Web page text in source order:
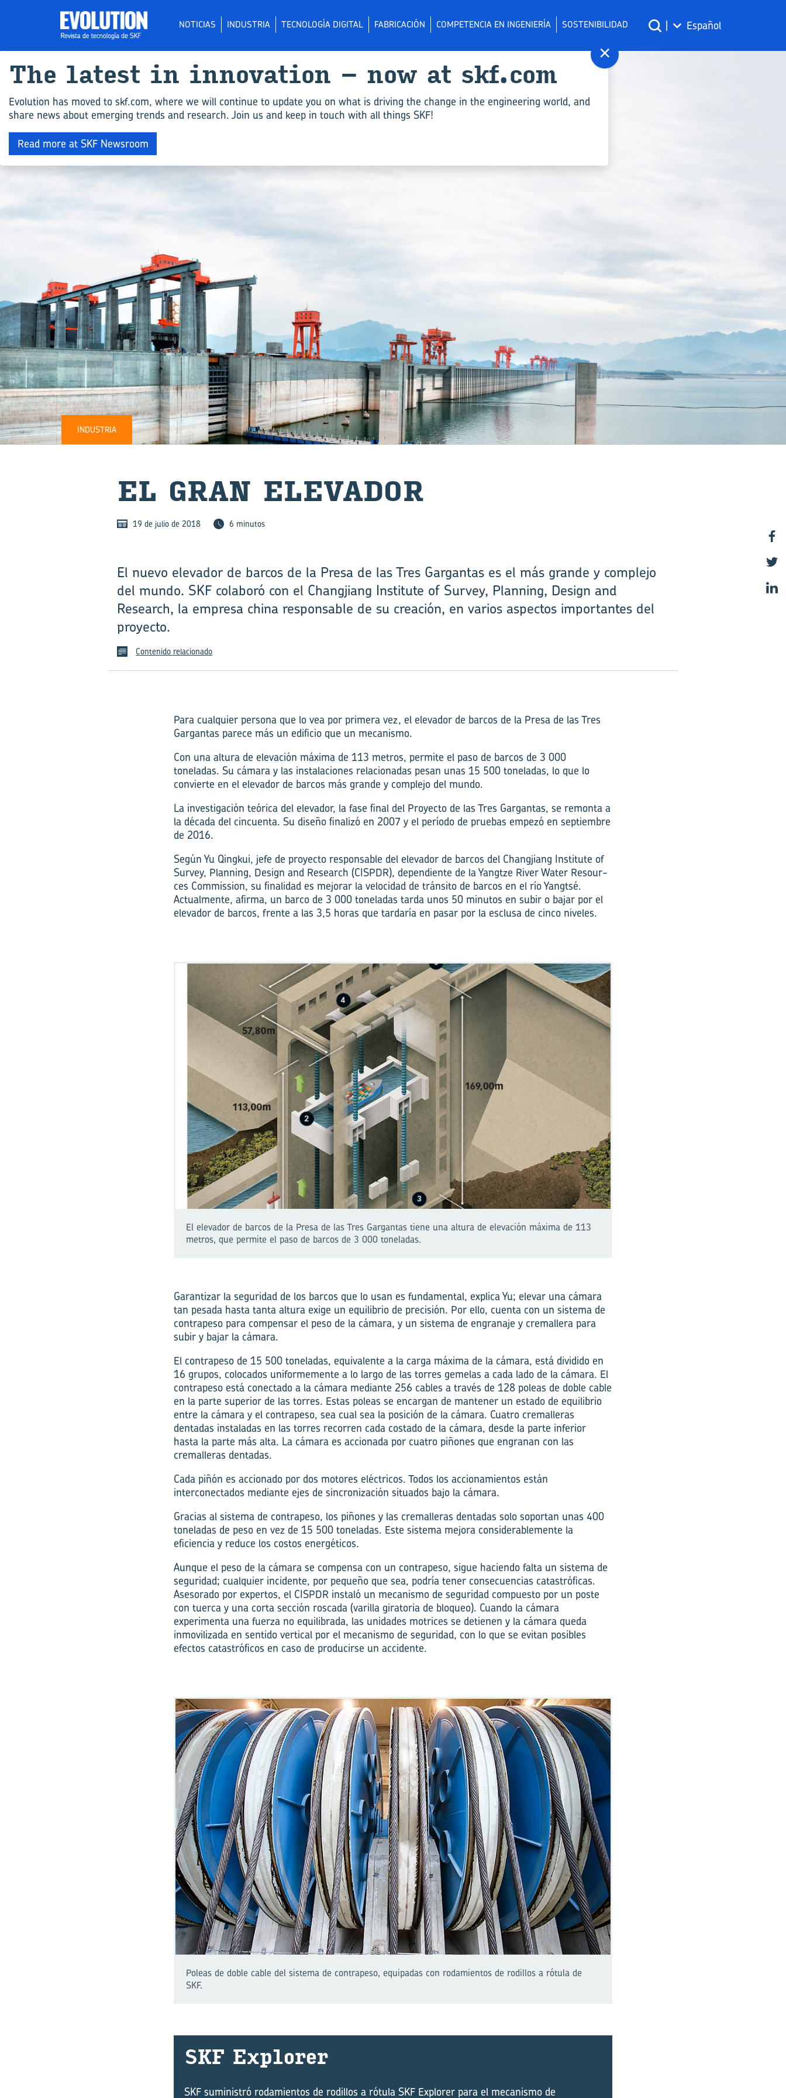
NOTICIAS INDUSTRIA TECNOLOGÍA DIGITAL FABRICACIÓN COMPETENCIA EN INGENIERÍA SOSTENIBILIDAD | Español
INDUSTRIA
EL GRAN ELE­VA­DOR
19 de julio de 2018 6 minutos
El nuevo elevador de barcos de la Presa de las Tres Gargantas es el más grande y complejo
del mundo. SKF colaboró con el Changjiang Institute of Survey, Planning, Design and
Research, la empresa china responsable de su creación, en varios aspectos importantes del
proyecto.
Contenido relacionado
Para cualquier persona que lo vea por primera vez, el elevador de barcos de la Presa de las Tres
Gargantas parece más un edificio que un mecanismo.
Con una altura de elevación máxima de 113 metros, permite el paso de barcos de 3 000
toneladas. Su cámara y las instalaciones relacionadas pesan unas 15 500 toneladas, lo que lo
convierte en el elevador de barcos más grande y complejo del mundo.
La investigación teórica del elevador, la fase final del Proyecto de las Tres Gargantas, se remonta a
la década del cincuenta. Su diseño finalizó en 2007 y el período de pruebas empezó en septiembre
de 2016.
Según Yu Qingkui, jefe de proyecto responsable del elevador de barcos del Changjiang Institute of
Survey, Planning, Design and Research (CISPDR), dependiente de la Yangtze River Water Resour­
ces Commission, su finalidad es mejorar la velocidad de tránsito de barcos en el río Yangtsé.
Actualmente, afirma, un barco de 3 000 toneladas tarda unos 50 minutos en subir o bajar por el
elevador de barcos, frente a las 3,5 horas que tardaría en pasar por la esclusa de cinco niveles.
El elevador de barcos de la Presa de las Tres Gargantas tiene una altura de elevación máxima de 113
metros, que permite el paso de barcos de 3 000 toneladas.
Garantizar la seguridad de los barcos que lo usan es fundamental, explica Yu; elevar una cámara
tan pesada hasta tanta altura exige un equilibrio de precisión. Por ello, cuenta con un sistema de
contrapeso para compensar el peso de la cámara, y un sistema de engranaje y cremallera para
subir y bajar la cámara.
El contrapeso de 15 500 toneladas, equivalente a la carga máxima de la cámara, está dividido en
16 grupos, colocados uniformemente a lo largo de las torres gemelas a cada lado de la cámara. El
contrapeso está conectado a la cámara mediante 256 cables a través de 128 poleas de doble cable
en la parte superior de las torres. Estas poleas se encargan de mantener un estado de equilibrio
entre la cámara y el contrapeso, sea cual sea la posición de la cámara. Cuatro cremalleras
dentadas instaladas en las torres recorren cada costado de la cámara, desde la parte inferior
hasta la parte más alta. La cámara es accionada por cuatro piñones que engranan con las
cremalleras dentadas.
Cada piñón es accionado por dos motores eléctricos. Todos los accionamientos están
interconectados mediante ejes de sincronización situados bajo la cámara.
Gracias al sistema de contrapeso, los piñones y las cremalleras dentadas solo soportan unas 400
toneladas de peso en vez de 15 500 toneladas. Este sistema mejora considerablemente la
eficiencia y reduce los costos energéticos.
Aunque el peso de la cámara se compensa con un contrapeso, sigue haciendo falta un sistema de
seguridad; cualquier incidente, por pequeño que sea, podría tener consecuencias catastróficas.
Asesorado por expertos, el CISPDR instaló un mecanismo de seguridad compuesto por un poste
con tuerca y una corta sección roscada (varilla giratoria de bloqueo). Cuando la cámara
experimenta una fuerza no equilibrada, las unidades motrices se detienen y la cámara queda
inmovilizada en sentido vertical por el mecanismo de seguridad, con lo que se evitan posibles
efectos catastróficos en caso de producirse un accidente.
Poleas de doble cable del sistema de contrapeso, equipadas con rodamientos de rodillos a rótula de
SKF.
SKF Ex­plo­rer
SKF suministró rodamientos de rodillos a rótula SKF Explorer para el mecanismo de
×
The la­test in in­no­va­tion – now at skf.com
Evolution has moved to skf.com, where we will continue to update you on what is driving the change in the engineering world, and
share news about emerging trends and research. Join us and keep in touch with all things SKF!
Read more at SKF Newsroom